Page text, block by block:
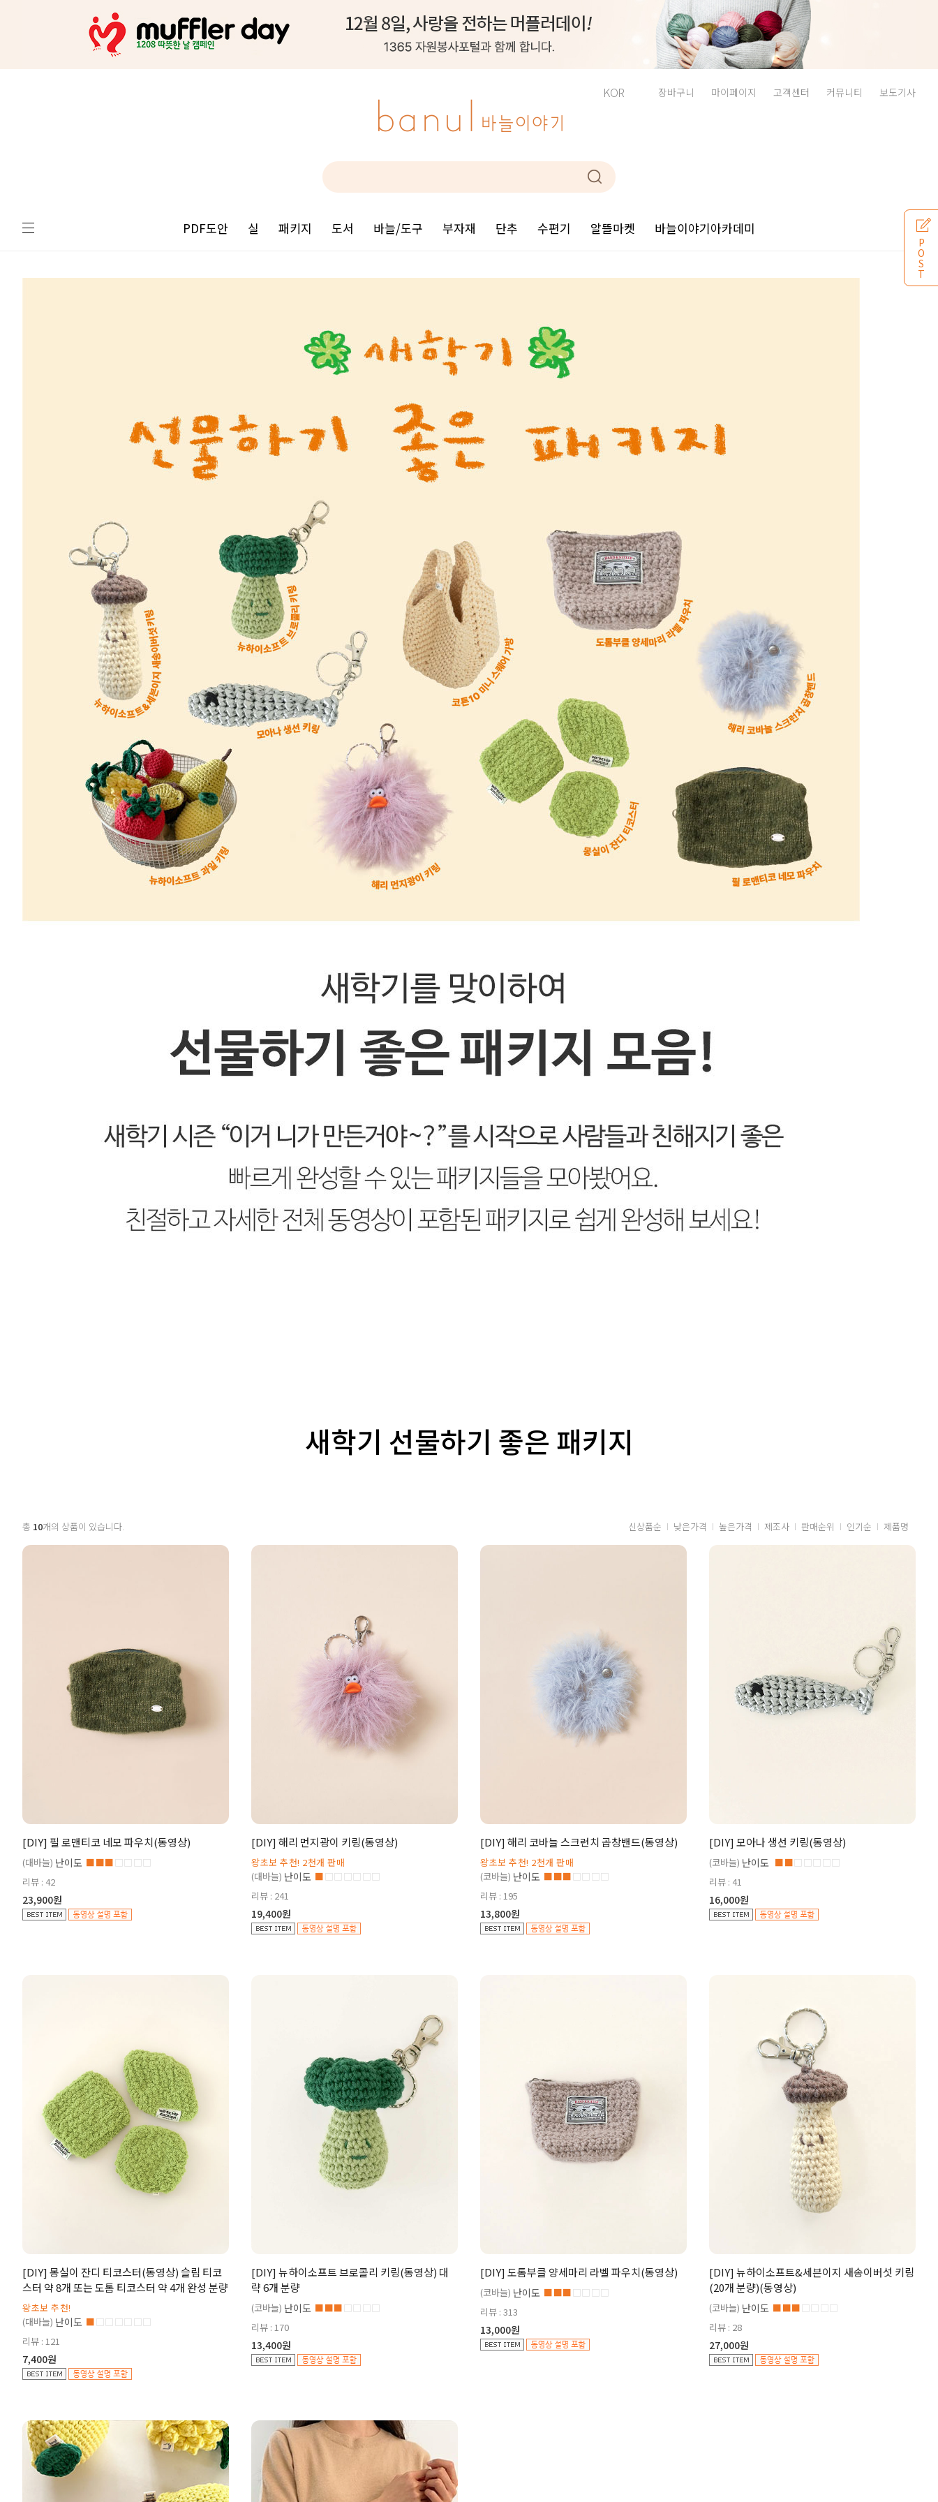
KOR 장바구니 마이페이지 고객센터 커뮤니티 보도기사
PDF도안 실 패키지 도서 바늘/도구 부자재 단추 수편기 알뜰마켓 바늘이야기아카데미
새학기 선물하기 좋은 패키지
총 10개의 상품이 있습니다. 신상품순 낮은가격 높은가격 제조사 판매순위 인기순 제품명
[DIY] 필 로맨티코 네모 파우치(동영상)
(대바늘) 난이도 ■■■□□□□
리뷰 : 42
23,900원
[DIY] 해리 먼지광이 키링(동영상)
왕초보 추천! 2천개 판매
(대바늘) 난이도 ■□□□□□□
리뷰 : 241
19,400원
[DIY] 해리 코바늘 스크런치 곱창밴드(동영상)
왕초보 추천! 2천개 판매
(코바늘) 난이도 ■■■□□□□
리뷰 : 195
13,800원
[DIY] 모아나 생선 키링(동영상)
(코바늘) 난이도 ■■□□□□□
리뷰 : 41
16,000원
[DIY] 몽실이 잔디 티코스터(동영상) 슬림 티코
스터 약 8개 또는 도톰 티코스터 약 4개 완성 분량
왕초보 추천!
(대바늘) 난이도 ■□□□□□□
리뷰 : 121
7,400원
[DIY] 뉴하이소프트 브로콜리 키링(동영상) 대
략 6개 분량
(코바늘) 난이도 ■■■□□□□
리뷰 : 170
13,400원
[DIY] 도톰부클 양세마리 라벨 파우치(동영상)
(코바늘) 난이도 ■■■□□□□
리뷰 : 313
13,000원
[DIY] 뉴하이소프트&세븐이지 새송이버섯 키링
(20개 분량)(동영상)
(코바늘) 난이도 ■■■□□□□
리뷰 : 28
27,000원
P
O
S
T